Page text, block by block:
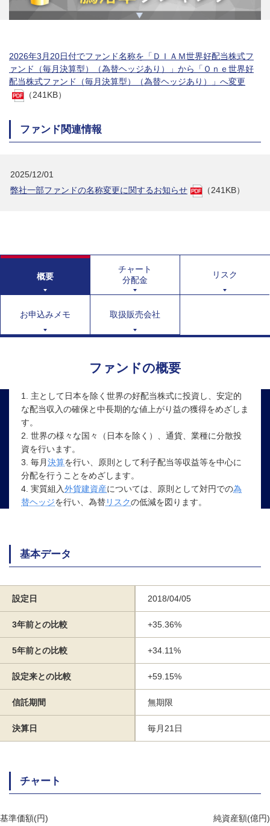
2026年3月20日付でファンド名称を「ＤＩＡＭ世界好配当株式フ
ァンド（毎月決算型）（為替ヘッジあり）」から「Ｏｎｅ世界好
配当株式ファンド（毎月決算型）（為替ヘッジあり）」へ変更
（241KB）
ファンド関連情報
2025/12/01
弊社一部ファンドの名称変更に関するお知らせ
（241KB）
概要
チャート
分配金
リスク
お申込みメモ 取扱販売会社
ファンドの概要
1. 主として日本を除く世界の好配当株式に投資し、安定的
な配当収入の確保と中長期的な値上がり益の獲得をめざしま
す。
2. 世界の様々な国々（日本を除く）、通貨、業種に分散投
資を行います。
3. 毎月決算を行い、原則として利子配当等収益等を中心に
分配を行うことをめざします。
4. 実質組入外貨建資産については、原則として対円での為
替ヘッジを行い、為替リスクの低減を図ります。
基本データ
設定日 2018/04/05
3年前との比較 +35.36%
5年前との比較 +34.11%
設定来との比較 +59.15%
信託期間 無期限
決算日 毎月21日
チャート
基準価額(円) 純資産額(億円)